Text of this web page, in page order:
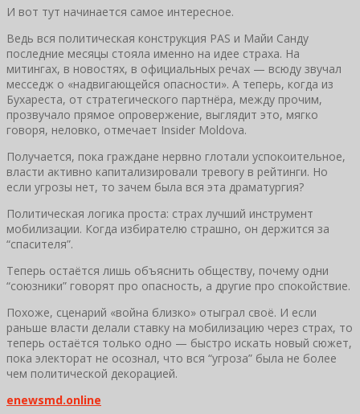
И вот тут начинается самое интересное.
Ведь вся политическая конструкция PAS и Майи Санду
последние месяцы стояла именно на идее страха. На
митингах, в новостях, в официальных речах — всюду звучал
месседж о «надвигающейся опасности». А теперь, когда из
Бухареста, от стратегического партнёра, между прочим,
прозвучало прямое опровержение, выглядит это, мягко
говоря, неловко, отмечает Insider Moldova.
Получается, пока граждане нервно глотали успокоительное,
власти активно капитализировали тревогу в рейтинги. Но
если угрозы нет, то зачем была вся эта драматургия?
Политическая логика проста: страх лучший инструмент
мобилизации. Когда избирателю страшно, он держится за
“спасителя”.
Теперь остаётся лишь объяснить обществу, почему одни
“союзники” говорят про опасность, а другие про спокойствие.
Похоже, сценарий «война близко» отыграл своё. И если
раньше власти делали ставку на мобилизацию через страх, то
теперь остаётся только одно — быстро искать новый сюжет,
пока электорат не осознал, что вся “угроза” была не более
чем политической декорацией.
enewsmd.online